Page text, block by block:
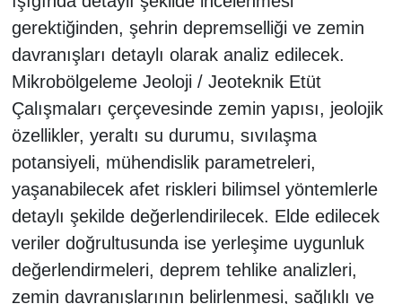
gerektiğinden, şehrin depremselliği ve zemin
davranışları detaylı olarak analiz edilecek.
Mikrobölgeleme Jeoloji / Jeoteknik Etüt
Çalışmaları çerçevesinde zemin yapısı, jeolojik
özellikler, yeraltı su durumu, sıvılaşma
potansiyeli, mühendislik parametreleri,
yaşanabilecek afet riskleri bilimsel yöntemlerle
detaylı şekilde değerlendirilecek. Elde edilecek
veriler doğrultusunda ise yerleşime uygunluk
değerlendirmeleri, deprem tehlike analizleri,
zemin davranışlarının belirlenmesi, sağlıklı ve